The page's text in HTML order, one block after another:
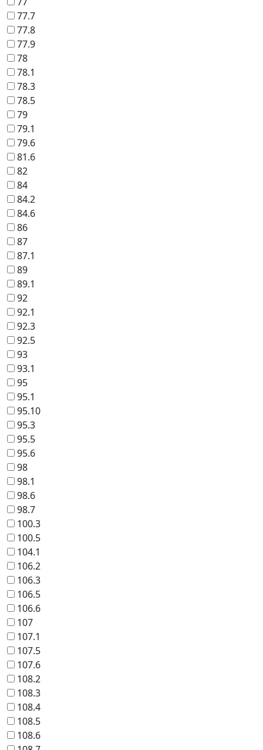
77.7
77.8
77.9
78
78.1
78.3
78.5
79
79.1
79.6
81.6
82
84
84.2
84.6
86
87
87.1
89
89.1
92
92.1
92.3
92.5
93
93.1
95
95.1
95.10
95.3
95.5
95.6
98
98.1
98.6
98.7
100.3
100.5
104.1
106.2
106.3
106.5
106.6
107
107.1
107.5
107.6
108.2
108.3
108.4
108.5
108.6